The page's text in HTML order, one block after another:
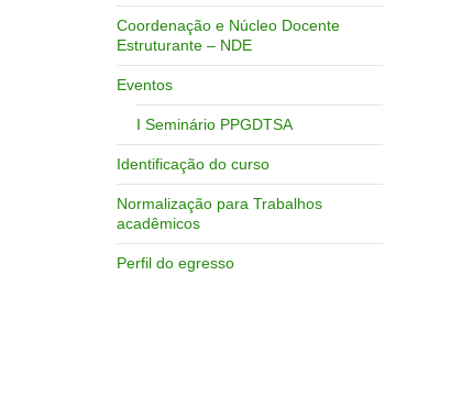
Coordenação e Núcleo Docente
Estruturante – NDE
Eventos
I Seminário PPGDTSA
Identificação do curso
Normalização para Trabalhos
acadêmicos
Perfil do egresso